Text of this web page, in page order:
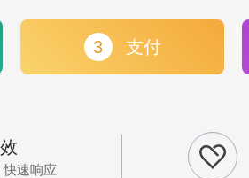
3 支付
速响应